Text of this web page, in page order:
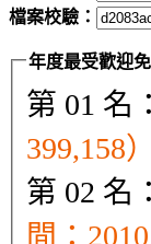
檔案校驗：
年度最受歡迎
第 01 名：
399,158
第 02 名：
間：